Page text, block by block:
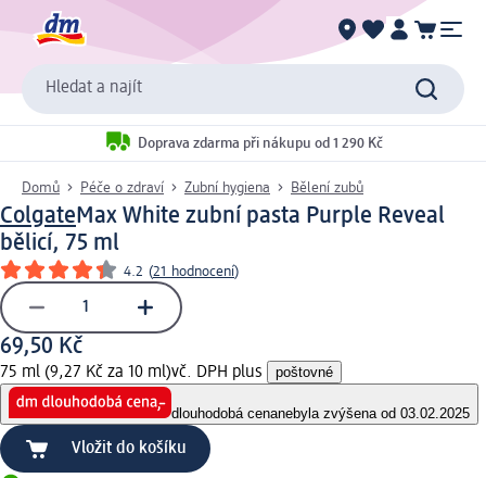
Hledat a najít
Doprava zdarma při nákupu od 1 290 Kč
Domů Péče o zdraví Zubní hygiena Bělení zubů
ColgateMax White zubní pasta Purple Reveal
bělicí, 75 ml
4.2 (21 hodnocení)
69,50 Kč
75 ml (9,27 Kč za 10 ml)vč. DPH plus poštovné
dlouhodobá cenanebyla zvýšena od 03.02.2025
Vložit do košíku